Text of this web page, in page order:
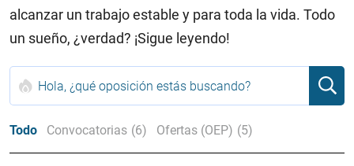
alcanzar un trabajo estable y para toda la vida. Todo
un sueño, ¿verdad? ¡Sigue leyendo!
Todo Convocatorias (6) Ofertas (OEP) (5)